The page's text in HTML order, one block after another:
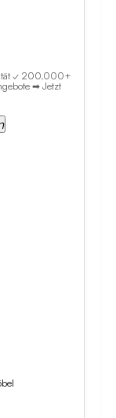
✓ 200.000+
➡ Jetzt